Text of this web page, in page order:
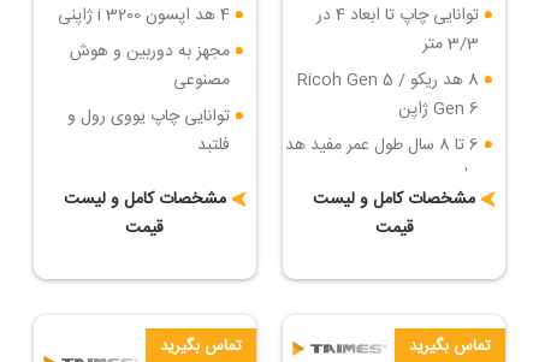
4 هد اپسون i 3200 ژاپنی
مجهز به دوربین و هوش
مصنوعی
توانایی چاپ یووی رول و
فلتبد
در ساعت
دارای روتاری جهت چاپ روی
اجسام مدور
مشخصات کامل و لیست
قیمت
توانایی چاپ تا ابعاد 4 در
3/3 متر
8 هد ریکو Ricoh Gen 5 /
Gen 6 ژاپن
6 تا 8 سال طول عمر مفید هد
چاپ
سرعت چاپ : تا 84 مترمربع
بزرگترین دستگاه چاپ فلتبد
مشخصات کامل و لیست
قیمت
تماس بگیرید تماس بگیرید